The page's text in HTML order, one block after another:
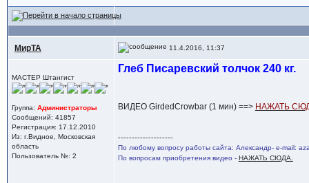
МирТА 11.4.2016, 11:37
МАСТЕР Штангист
Группа: Администраторы
Сообщений: 41857
Регистрация: 17.12.2010
Из: г.Видное, Московская
область
Пользователь №: 2
Глеб Писаревский толчок 240 кг.
ВИДЕО GirdedCrowbar (1 мин) ==> НАЖАТЬ
--------------------
По любому вопросу работы сайта: Александр- e-mail:
По вопросам приобретения видео - НАЖАТЬ СЮДА.